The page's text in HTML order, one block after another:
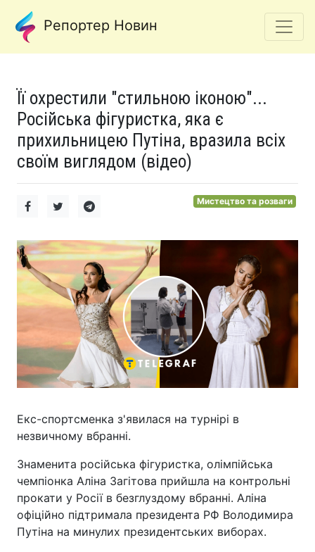
Репортер Новин
Її охрестили "стильною іконою"...
Російська фігуристка, яка є
прихильницею Путіна, вразила всіх
своїм виглядом (відео)
Мистецтво та розваги
Екс-спортсменка з'явилася на турнірі в
незвичному вбранні.
Знаменита російська фігуристка, олімпійська
чемпіонка Аліна Загітова прийшла на контрольні
прокати у Росії в безглуздому вбранні. Аліна
офіційно підтримала президента РФ Володимира
Путіна на минулих президентських виборах.